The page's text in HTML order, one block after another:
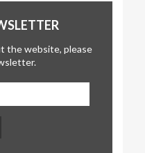
the website, please